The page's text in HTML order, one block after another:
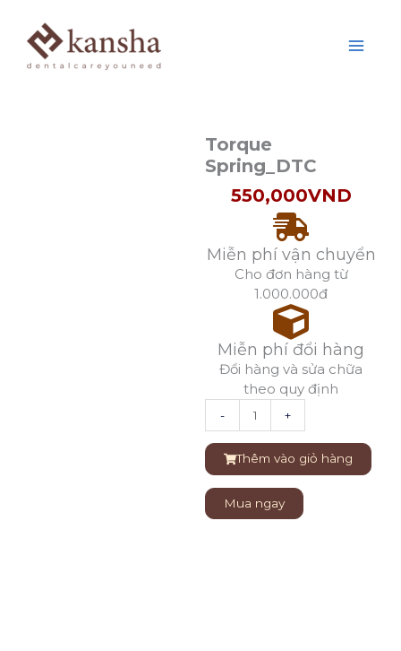
dung
Torque
Spring_DTC
550,000VND
Miễn phí vận chuyển
Cho đơn hàng từ
1.000.000đ
Miễn phí đổi hàng
Đổi hàng và sửa chữa
theo quy định
-
thẳng
Goldman
Fox
Scissors
+
Thêm vào giỏ hàng
Mua ngay